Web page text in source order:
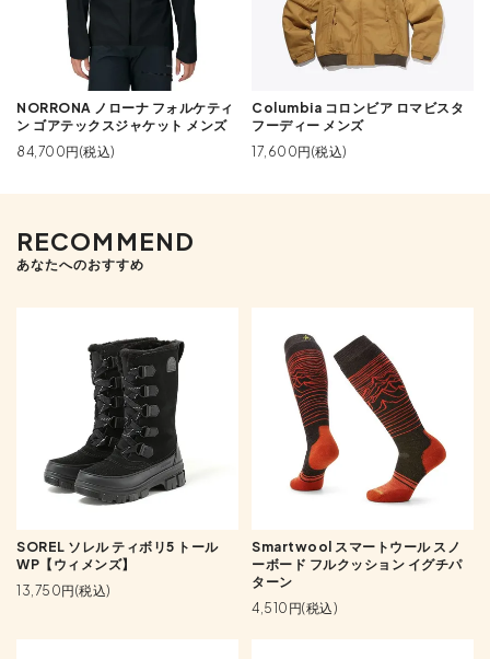
NORRONA ノローナ フォルケティ
ン ゴアテックスジャケット メンズ
84,700円(税込)
Columbia コロンビア ロマビスタ
フーディー メンズ
17,600円(税込)
RECOMMEND
あなたへのおすすめ
SOREL ソレル ティボリ5 トール
WP【ウィメンズ】
13,750円(税込)
Smartwool スマートウール スノ
ーボード フルクッション イグチパ
ターン
4,510円(税込)